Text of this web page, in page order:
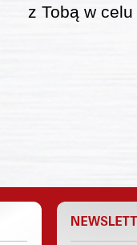
z Tobą w